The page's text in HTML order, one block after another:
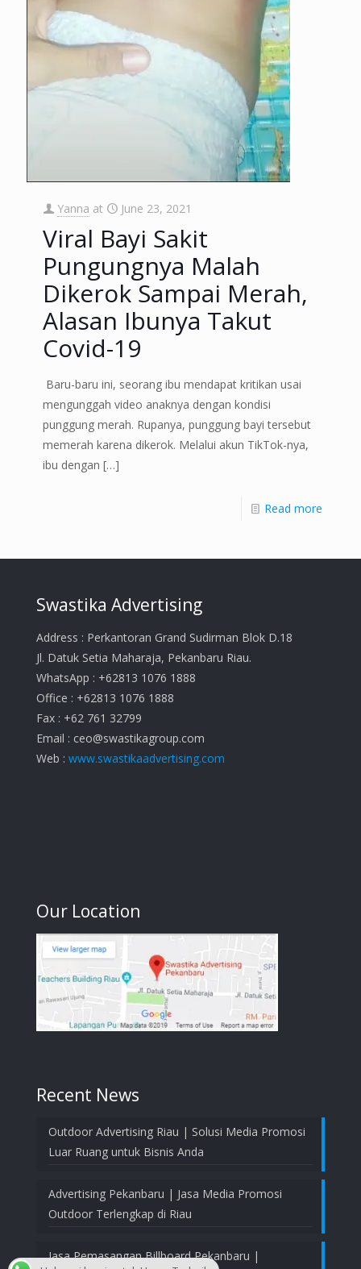
Yanna at June 23, 2021
Viral Bayi Sakit
Pungungnya Malah
Dikerok Sampai Merah,
Alasan Ibunya Takut
Covid-19
Baru-baru ini, seorang ibu mendapat kritikan usai
mengunggah video anaknya dengan kondisi
punggung merah. Rupanya, punggung bayi tersebut
memerah karena dikerok. Melalui akun TikTok-nya,
ibu dengan […]
Read more
Swastika Advertising
Address : Perkantoran Grand Sudirman Blok D.18
Jl. Datuk Setia Maharaja, Pekanbaru Riau.
WhatsApp : +62813 1076 1888
Office : +62813 1076 1888
Fax : +62 761 32799
Email : ceo@swastikagroup.com
Web : www.swastikaadvertising.com
Our Location
Recent News
Outdoor Advertising Riau | Solusi Media Promosi
Luar Ruang untuk Bisnis Anda
Advertising Pekanbaru | Jasa Media Promosi
Outdoor Terlengkap di Riau
Jasa Pemasangan Billboard Pekanbaru |